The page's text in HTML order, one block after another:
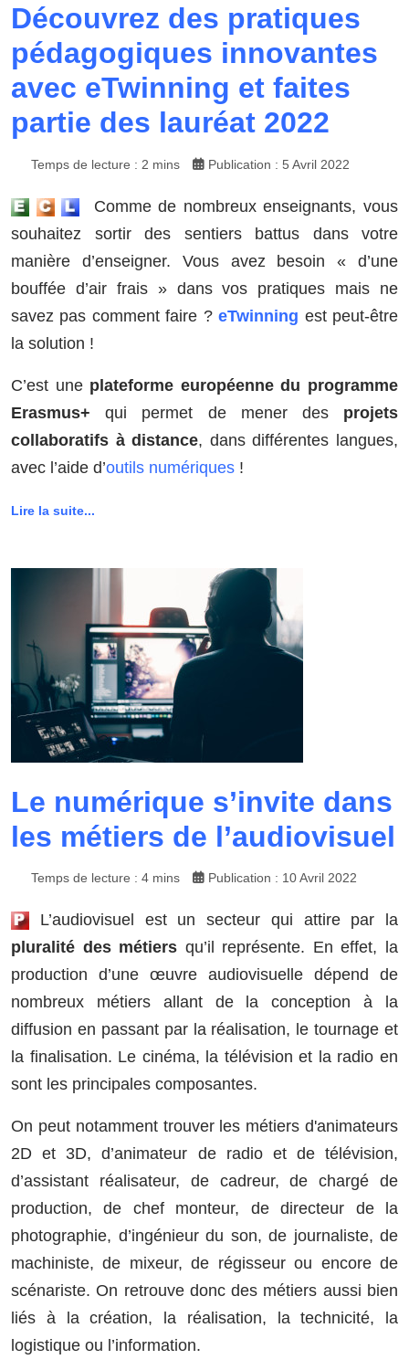
Découvrez des pratiques
pédagogiques innovantes
avec eTwinning et faites
partie des lauréat 2022
Temps de lecture : 2 mins Publication : 5 Avril 2022
Comme de nombreux enseignants, vous
souhaitez sortir des sentiers battus dans votre
manière d’enseigner. Vous avez besoin « d’une
bouffée d’air frais » dans vos pratiques mais ne
savez pas comment faire ?eTwinning est peut-être
la solution !
C’est une plateforme européenne du programme
Erasmus+ qui permet de mener des projets
collaboratifs à distance, dans différentes langues,
avec l’aide d’outils numériques !
Lire la suite...
Le numérique s’invite dans
les métiers de l’audiovisuel
Temps de lecture : 4 mins Publication : 10 Avril 2022
L’audiovisuel est un secteur qui attire par la
pluralité des métiers qu’il représente. En effet, la
production d’une œuvre audiovisuelle dépend de
nombreux métiers allant de la conception à la
diffusion en passant par la réalisation, le tournage et
la finalisation. Le cinéma, la télévision et la radio en
sont les principales composantes.
On peut notamment trouver les métiers d'animateurs
2D et 3D, d’animateur de radio et de télévision,
d’assistant réalisateur, de cadreur, de chargé de
production, de chef monteur, de directeur de la
photographie, d’ingénieur du son, de journaliste, de
machiniste, de mixeur, de régisseur ou encore de
scénariste. On retrouve donc des métiers aussi bien
liés à la création, la réalisation, la technicité, la
logistique ou l’information.